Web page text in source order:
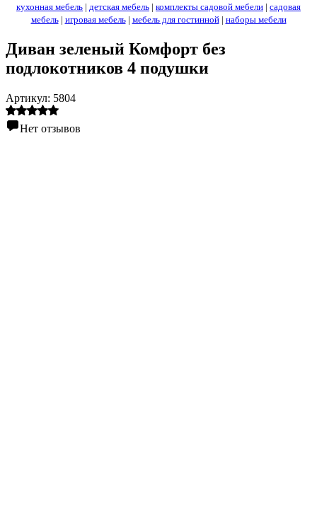
кухонная мебель | детская мебель | комплекты садовой мебели | садовая
мебель| игровая мебель| мебель для гостинной| наборы мебели
Диван зеленый Комфорт без
подлокотников 4 подушки
Артикул: 5804
Нет отзывов